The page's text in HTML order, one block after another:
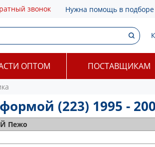
звонок Нужна помощь в подборе
ОПТОМ ПОСТАВЩИКАМ
(223) 1995 -
Пежо